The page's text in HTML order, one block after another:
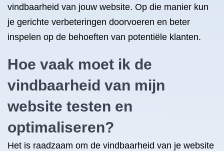
vindbaarheid van jouw website. Op die manier kun
je gerichte verbeteringen doorvoeren en beter
inspelen op de behoeften van potentiële klanten.
Hoe vaak moet ik de
vindbaarheid van mijn
website testen en
optimaliseren?
Het is raadzaam om de vindbaarheid van je website